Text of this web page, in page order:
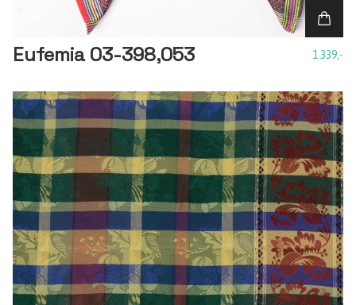
Eufemia 03-398,053 1 339,-